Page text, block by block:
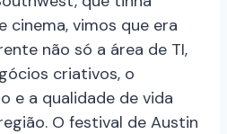
cinema, vimos que era
não só a área de TI,
criativos, o
e a qualidade de vida
O festival de Austin